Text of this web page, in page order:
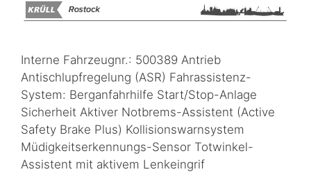
Interne Fahrzeugnr.: 500389 Antrieb
Antischlupfregelung (ASR) Fahrassistenz-
System: Berganfahrhilfe Start/Stop-Anlage
Sicherheit Aktiver Notbrems-Assistent (Active
Safety Brake Plus) Kollisionswarnsystem
Müdigkeitserkennungs-Sensor Totwinkel-
Assistent mit aktivem Lenkeingrif